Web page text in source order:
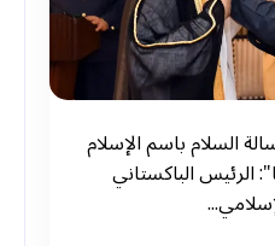
السلام باسم الإسلام
الرئيس الباكستاني